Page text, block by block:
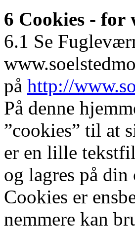
6 Cookies - for
6.1 Se
på http://
På denne
”cookies” til at
er en lille
og lagres på
Cookies er
nemmere kan